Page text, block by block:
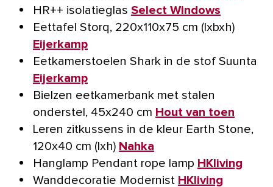
HR++ isolatieglas Select Windows
Eettafel Storq, 220x110x75 cm (lxbxh)
Eijerkamp
Eetkamerstoelen Shark in de stof Suunta
Eijerkamp
Bielzen eetkamerbank met stalen
onderstel, 45x240 cm Hout van toen
Leren zitkussens in de kleur Earth Stone,
120x40 cm (lxh) Nahka
Hanglamp Pendant rope lamp HKliving
Wanddecoratie Modernist HKliving